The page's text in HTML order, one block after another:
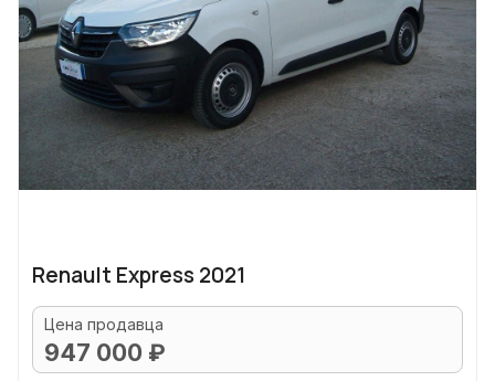
Renault Express 2021
Цена продавца
947 000 ₽